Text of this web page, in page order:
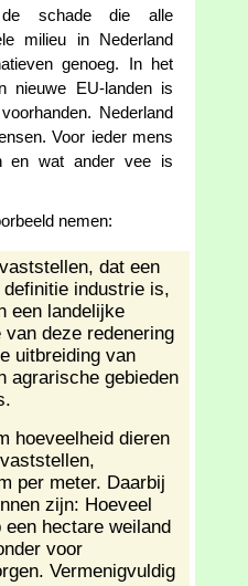
schade die alle
milieu in Nederland
genoeg. In het
nieuwe EU-landen is
Nederland
Voor ieder mens
en wat ander vee is
nemen:
dat een
industrie is,
een landelijke
van deze redenering
uitbreiding van
agrarische gebieden
hoeveelheid dieren
per meter. Daarbij
zijn: Hoeveel
hectare weiland
voor
Vermenigvuldig